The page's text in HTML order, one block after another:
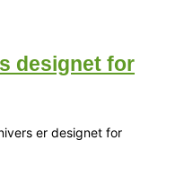
designet for
er designet for